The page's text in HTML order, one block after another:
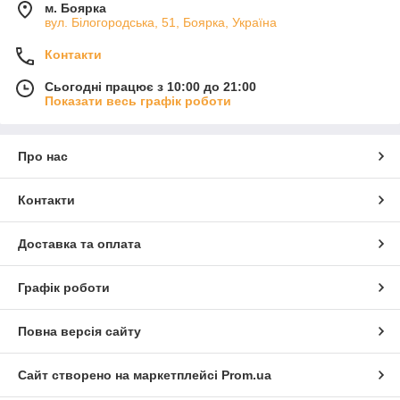
м. Боярка
вул. Білогородська, 51, Боярка, Україна
Контакти
Сьогодні працює з 10:00 до 21:00
Показати весь графік роботи
Про нас
Контакти
Доставка та оплата
Графік роботи
Повна версія сайту
Сайт створено на маркетплейсі Prom.ua